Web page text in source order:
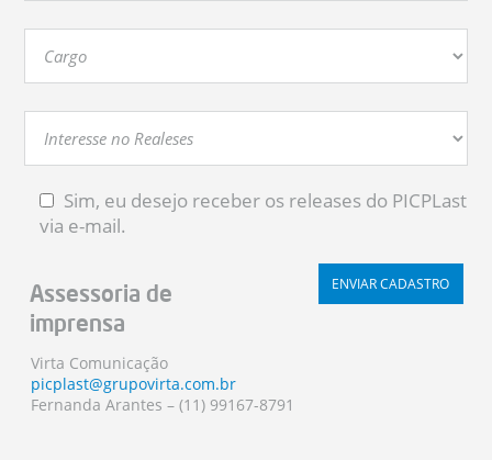
Sim, eu desejo receber os releases do PICPLast
via e-mail.
Assessoria de
imprensa
Virta Comunicação
picplast@grupovirta.com.br
Fernanda Arantes – (11) 99167-8791